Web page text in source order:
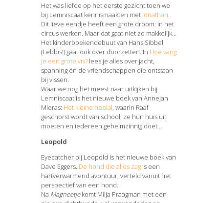
Het was liefde op het eerste gezicht toen we
bij Lemniscaat kennismaakten met Jonathan
Dit lieve eendje heeft een grote droom: in het
circus werken. Maar dat gaat niet zo makkelijk…
Het kinderboekendebuut van Hans Sibbel
(Lebbis!) gaat ook over doorzetten. In Hoe vang
je een grote vis? lees je alles over jacht,
spanning én de vriendschappen die ontstaan
bij vissen.
Waar we nog het meest naar uitkijken bij
Lemniscaat is het nieuwe boek van Annejan
Mieras: Het kleine heelal , waarin Raaf
geschorst wordt van school, ze hun huis uit
moeten en iedereen geheimzinnig doet…
Leopold
Eyecatcher bij Leopold is het nieuwe boek van
Dave Eggers. De hond die alles zag is een
hartverwarmend avontuur, verteld vanuit het
perspectief van een hond.
Na Magneetjekomt Milja Praagman met een